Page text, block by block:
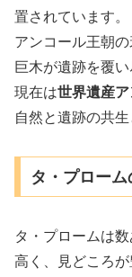
置されています。
アンコール王朝
巨木が遺跡を覆い
現在は世界遺産
自然と遺跡の共
タ・プロー
タ・プロームは
高く、見どころが